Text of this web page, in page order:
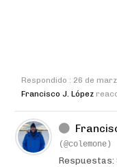
Respondido : 26 de
Francisco J. López
(@colemone)
Respuestas: